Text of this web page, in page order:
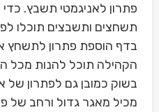
פתרון לאניגמטי תשבץ.
תשחצים ותשבצים תוכלו
בדף הוספת פתרון לתשחץ
הקהילה תוכל להנות מכל
בשוק כמובן גם לפתרון
מכיל מאגר גדול ורחב של